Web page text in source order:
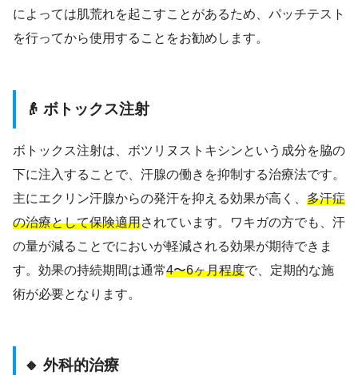
によっては肌荒れを起こすことがあるため、パッチテスト
を行ってから使用することをお勧めします。
👴 ボトックス注射
ボトックス注射は、ボツリヌストキシンという成分を脇の
下に注入することで、汗腺の働きを抑制する治療法です。
主にエクリン汗腺からの発汗を抑える効果が高く、 多汗症
の治療として保険適用されています。ワキガの方でも、汗
の量が減ることでにおいが軽減される効果が期待できま
す。効果の持続期間は通常4〜6ヶ月程度で、定期的な施
術が必要となります。
🔸 外科的治療